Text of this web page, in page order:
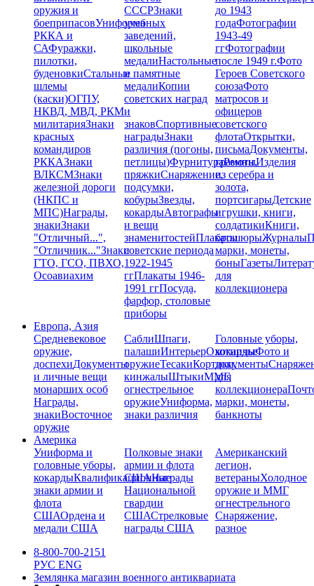
оружия и
боеприпасовУниформа
РККА и
САФуражки,
пилотки,
буденовкиСтальные
шлемы
(каски)ОГПУ,
НКВД, МВД, РКМ
милитарияЗнаки
красных
командиров
РККАЗнаки
ВЛКСМЗнаки
железной дороги
(НКПС и
МПС)Награды,
знакиЗнаки
"Отличный...",
"Отличник..."Знаки
ГТО, ГСО, ПВХО,
Осоавиахим
СССРЗнаки
учебных
заведений,
школьные
медалиНастольные
и памятные
медалиКопии
советских наград
и
знаковСпортивные
наградыЗнаки
различия (погоны,
петлицы)ФурнитураРемни,
пряжкиСнаряжение,
подсумки,
кобурыЗвезды,
кокардыАвтографы
и вещи
знаменитостейПлакаты
советские периода
1922-1945
ггПлакаты 1946-
1991 ггПосуда,
фарфор, столовые
приборы
до 1943
годаФотографии
1943-49
ггФотографии
после 1949 г.Фото
Героев Советского
союзаФото
матросов и
офицеров
советского
флотаОткрытки,
письмаДокументы,
грамотыИзделия
из серебра и
золота,
портсигарыДетские
игрушки, книги,
солдатикиКниги,
брошюрыЖурналы
марки, монеты,
боныГазеты
для
коллекционера
Европа, Азия
Средневековое
оружие,
доспехиДокументы
и личные вещи
монарших особ
Награды,
знакиВосточное
оружие
СаблиШпаги,
палашиИнтерьерОхотничье
оружиеТесакиКортики,
кинжалыШтыкиММГ,
огнестрельное
оружиеУниформа,
знаки различия
Головные уборы,
кокардыФото и
документы
для
коллекционера
марки, монеты,
банкноты
Америка
Униформа и
головные уборы,
кокардыКвалификационные
знаки армии и
флота
СШАОрдена и
медали США
Полковые знаки
армии и флота
СШАНаграды
Национальной
гвардии
СШАСтрелковые
награды США
Американский
легион,
ветераныХолодное
оружие и ММГ
огнестрельного
Снаряжение,
разное
8-800-700-2151
РУС ENG
Землянка магазин военного антиквариата